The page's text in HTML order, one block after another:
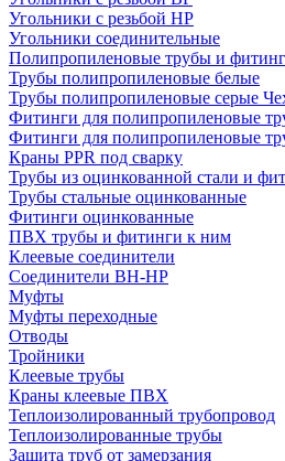
Угольники с резьбой НР
Угольники соединительные
Полипропиленовые трубы и
Трубы полипропиленовые белые
Трубы полипропиленовые серые
Фитинги для полипропиленовые
Фитинги для полипропиленовые
Краны PPR под сварку
Трубы из оцинкованной стали и
Трубы стальные оцинкованные
Фитинги оцинкованные
ПВХ трубы и фитинги к ним
Клеевые соединители
Соединители ВН-НР
Муфты
Муфты переходные
Отводы
Тройники
Клеевые трубы
Краны клеевые ПВХ
Теплоизолированный трубопровод
Теплоизолированные трубы
Защита труб от замерзания